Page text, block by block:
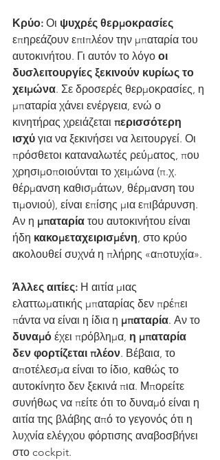
Κρύο: Οι ψυχρές θερμοκρασίες
επηρεάζουν επιπλέον την μπαταρία του
αυτοκινήτου. Γι αυτόν το λόγο οι
δυσλειτουργίες ξεκινούν κυρίως το
χειμώνα. Σε δροσερές θερμοκρασίες, η
μπαταρία χάνει ενέργεια, ενώ ο
κινητήρας χρειάζεται περισσότερη
ισχύ για να ξεκινήσει να λειτουργεί. Οι
πρόσθετοι καταναλωτές ρεύματος, που
χρησιμοποιούνται το χειμώνα (π.χ.
θέρμανση καθισμάτων, θέρμανση του
τιμονιού), είναι επίσης μια επιβάρυνση.
Αν η μπαταρία του αυτοκινήτου είναι
ήδη κακομεταχειρισμένη, στο κρύο
ακολουθεί συχνά η πλήρης «αποτυχία».
Άλλες αιτίες: Η αιτία μιας
ελαττωματικής μπαταρίας δεν πρέπει
πάντα να είναι η ίδια η μπαταρία. Αν το
δυναμό έχει πρόβλημα, η μπαταρία
δεν φορτίζεται πλέον. Βέβαια, το
αποτέλεσμα είναι το ίδιο, καθώς το
αυτοκίνητο δεν ξεκινά πια. Μπορείτε
συνήθως να πείτε ότι το δυναμό είναι η
αιτία της βλάβης από το γεγονός ότι η
λυχνία ελέγχου φόρτισης αναβοσβήνει
στο cockpit.